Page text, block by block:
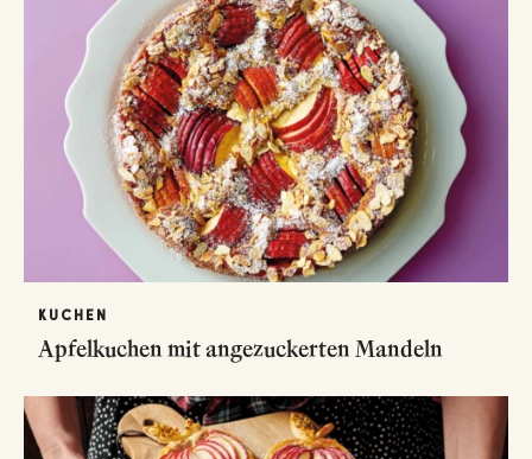
KUCHEN
Apfelkuchen mit angezuckerten Mandeln